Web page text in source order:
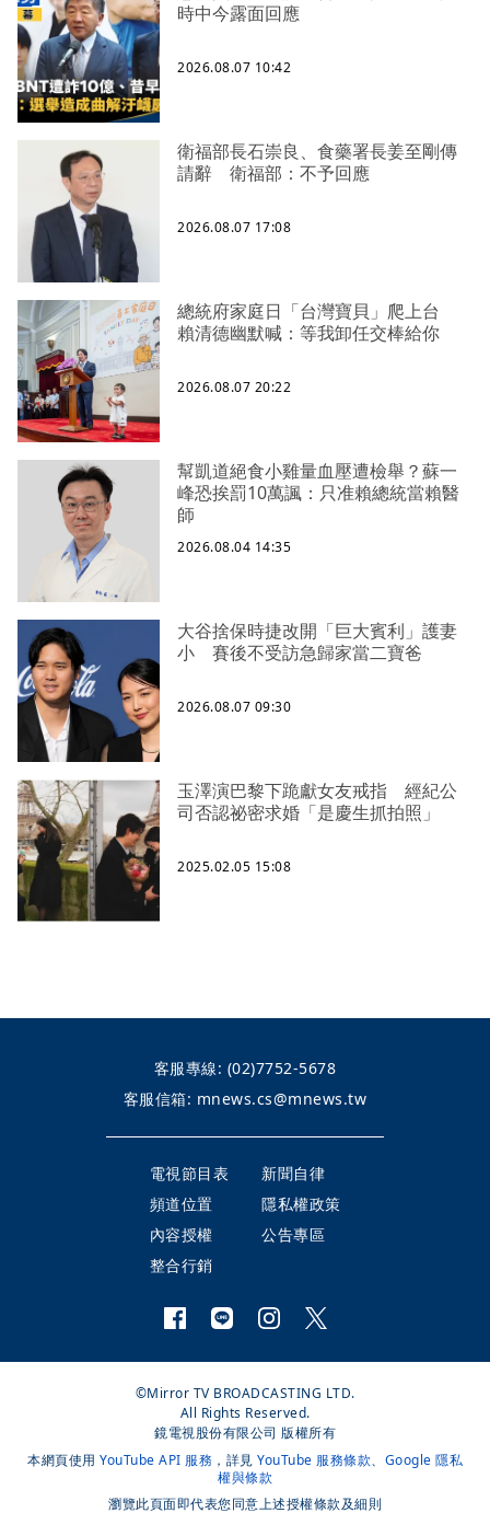
時中今露面回應
2026.08.07 10:42
衛福部長石崇良、食藥署長姜至剛傳
請辭 衛福部：不予回應
2026.08.07 17:08
總統府家庭日「台灣寶貝」爬上台
賴清德幽默喊：等我卸任交棒給你
2026.08.07 20:22
幫凱道絕食小雞量血壓遭檢舉？蘇一
峰恐挨罰10萬諷：只准賴總統當賴醫
師
2026.08.04 14:35
大谷捨保時捷改開「巨大賓利」護妻
小 賽後不受訪急歸家當二寶爸
2026.08.07 09:30
玉澤演巴黎下跪獻女友戒指 經紀公
司否認祕密求婚「是慶生抓拍照」
2025.02.05 15:08
客服專線: (02)7752-5678
客服信箱: mnews.cs@mnews.tw
電視節目表
新聞自律
頻道位置
隱私權政策
內容授權
公告專區
整合行銷
©Mirror TV BROADCASTING LTD.
All Rights Reserved.
鏡電視股份有限公司 版權所有
本網頁使用 YouTube API 服務 ，詳見 YouTube 服務條款、 Google 隱私
權與條款
瀏覽此頁面即代表您同意上述授權條款及細則